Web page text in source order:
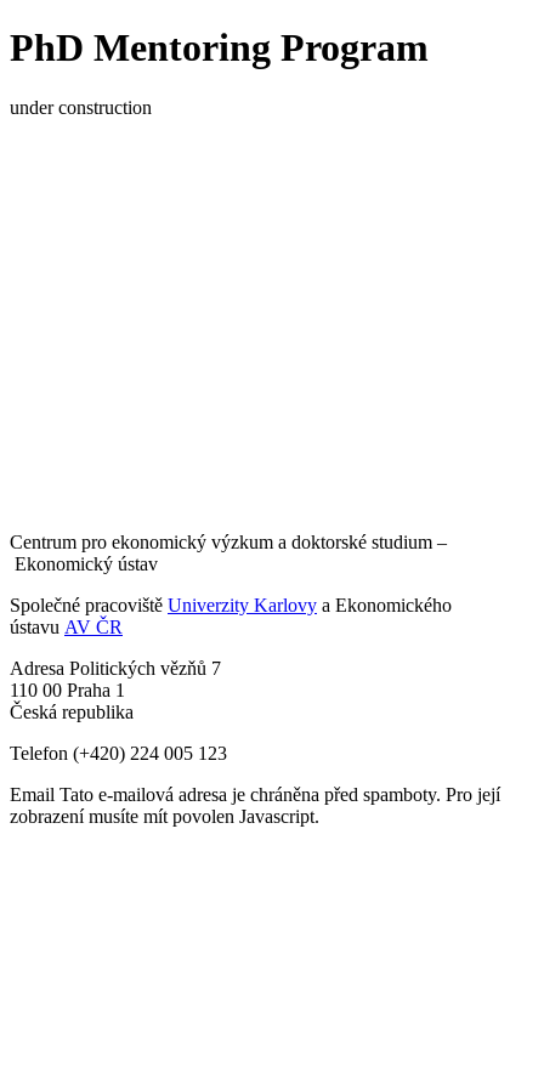
PhD Mentoring Program
under construction
Centrum pro ekonomický výzkum a doktorské studium –
Ekonomický ústav
Společné pracoviště Univerzity Karlovy a Ekonomického
ústavu AV ČR
Adresa Politických vězňů 7
110 00 Praha 1
Česká republika
Telefon (+420) 224 005 123
Email Tato e-mailová adresa je chráněna před spamboty. Pro její
zobrazení musíte mít povolen Javascript.